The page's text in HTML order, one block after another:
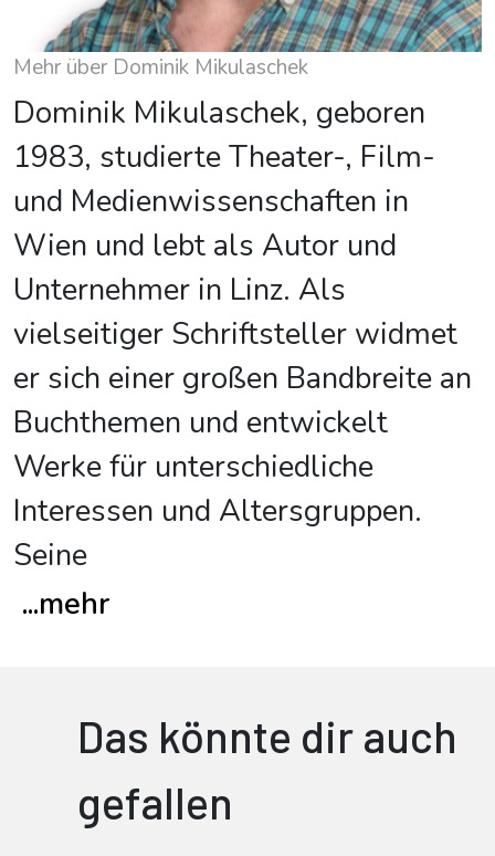
Mehr über Dominik Mikulaschek
Dominik Mikulaschek, geboren
1983, studierte Theater-, Film-
und Medienwissenschaften in
Wien und lebt als Autor und
Unternehmer in Linz. Als
vielseitiger Schriftsteller widmet
er sich einer großen Bandbreite an
Buchthemen und entwickelt
Werke für unterschiedliche
Interessen und Altersgruppen.
Seine
...mehr
Das könnte dir auch
gefallen